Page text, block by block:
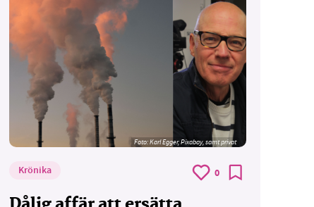
Foto:Karl Egger, Pixabay, samt privat
Krönika 0